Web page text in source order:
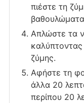
πιέστε τη
Απλώστε τα
ζύμης.
Αφήστε τη
άλλα 20
περίπου 20